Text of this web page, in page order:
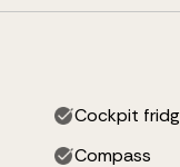
Cockpit
Compass